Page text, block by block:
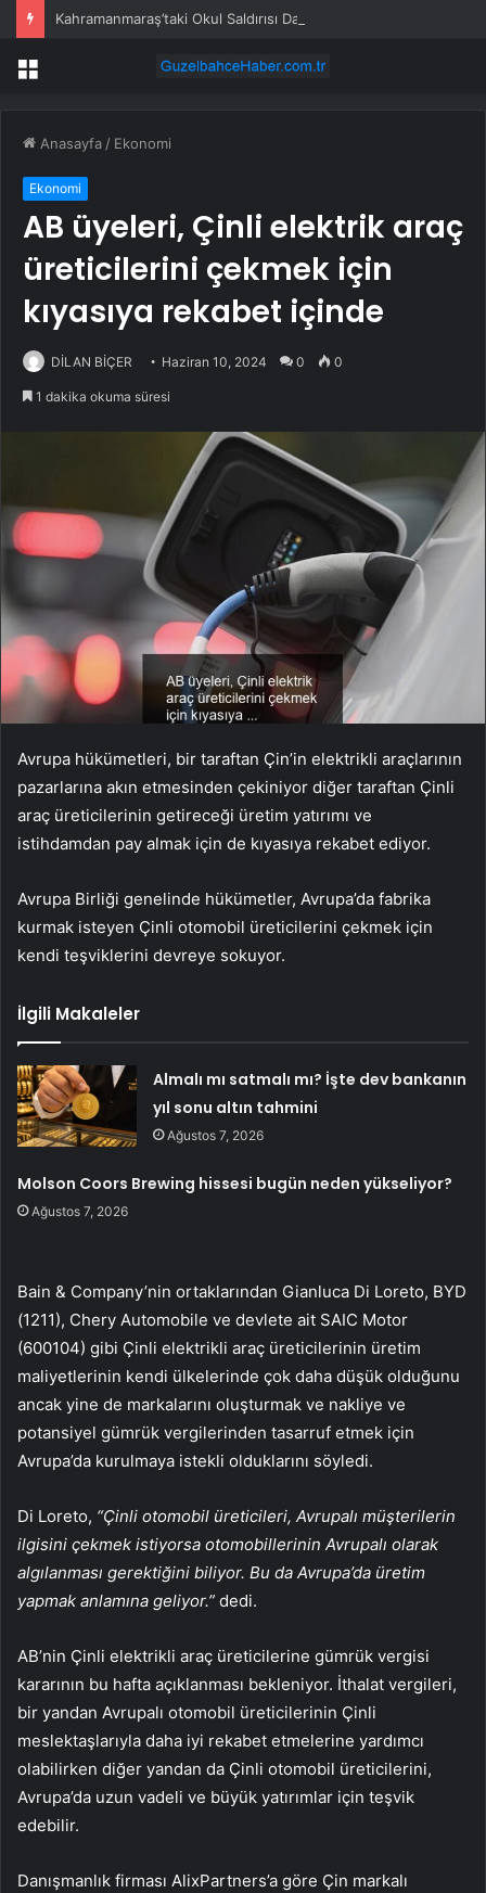
Menü
Anasayfa / Ekonomi
Ekonomi
AB üyeleri, Çinli elektrik araç
üreticilerini çekmek için
kıyasıya rekabet içinde
DİLAN BİÇER Haziran 10, 2024 0 0
1 dakika okuma süresi
Avrupa hükümetleri, bir taraftan Çin’in elektrikli araçlarının
pazarlarına akın etmesinden çekiniyor diğer taraftan Çinli
araç üreticilerinin getireceği üretim yatırımı ve
istihdamdan pay almak için de kıyasıya rekabet ediyor.
Avrupa Birliği genelinde hükümetler, Avrupa’da fabrika
kurmak isteyen Çinli otomobil üreticilerini çekmek için
kendi teşviklerini devreye sokuyor.
İlgili Makaleler
Almalı mı satmalı mı? İşte dev bankanın
yıl sonu altın tahmini
Ağustos 7, 2026
Molson Coors Brewing hissesi bugün neden yükseliyor?
Ağustos 7, 2026
Bain & Company’nin ortaklarından Gianluca Di Loreto, BYD
(1211), Chery Automobile ve devlete ait SAIC Motor
(600104) gibi Çinli elektrikli araç üreticilerinin üretim
maliyetlerinin kendi ülkelerinde çok daha düşük olduğunu
ancak yine de markalarını oluşturmak ve nakliye ve
potansiyel gümrük vergilerinden tasarruf etmek için
Avrupa’da kurulmaya istekli olduklarını söyledi.
Di Loreto, “Çinli otomobil üreticileri, Avrupalı müşterilerin
ilgisini çekmek istiyorsa otomobillerinin Avrupalı olarak
algılanması gerektiğini biliyor. Bu da Avrupa’da üretim
yapmak anlamına geliyor.” dedi.
AB’nin Çinli elektrikli araç üreticilerine gümrük vergisi
kararının bu hafta açıklanması bekleniyor. İthalat vergileri,
bir yandan Avrupalı otomobil üreticilerinin Çinli
meslektaşlarıyla daha iyi rekabet etmelerine yardımcı
olabilirken diğer yandan da Çinli otomobil üreticilerini,
Avrupa’da uzun vadeli ve büyük yatırımlar için teşvik
edebilir.
Danışmanlık firması AlixPartners’a göre Çin markalı